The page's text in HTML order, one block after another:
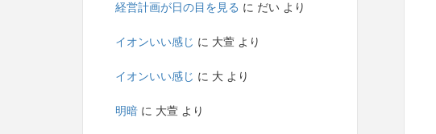
経営計画が日の目を見る に だい より
イオンいい感じ に 大萱 より
イオンいい感じ に 大 より
明暗 に 大萱 より